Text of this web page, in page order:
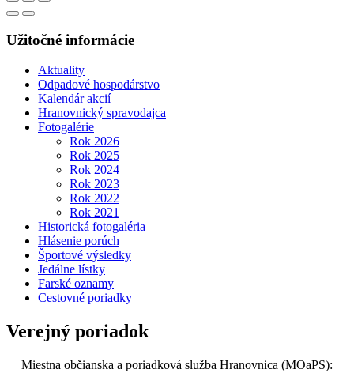
Užitočné informácie
Aktuality
Odpadové hospodárstvo
Kalendár akcií
Hranovnický spravodajca
Fotogalérie
Rok 2026
Rok 2025
Rok 2024
Rok 2023
Rok 2022
Rok 2021
Historická fotogaléria
Hlásenie porúch
Športové výsledky
Jedálne lístky
Farské oznamy
Cestovné poriadky
Verejný poriadok
Miestna občianska a poriadková služba Hranovnica (MOaPS):